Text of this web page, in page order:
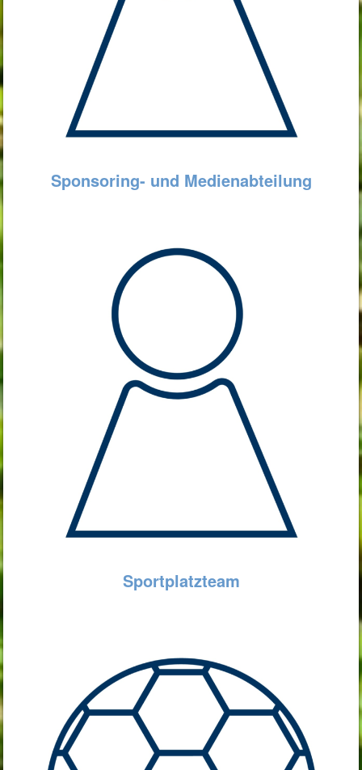
Sponsoring- und Medienabteilung
Sportplatzteam